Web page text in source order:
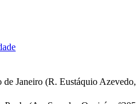
Janeiro (R. Eustáquio